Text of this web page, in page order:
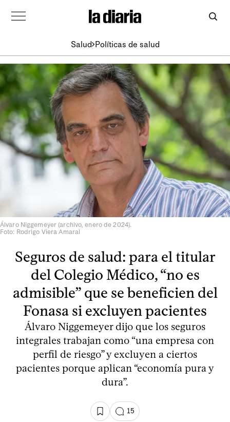
Salud Políticas de salud
Álvaro Niggemeyer (archivo, enero de 2024).
Foto: Rodrigo Viera Amaral
Seguros de salud: para el titular
del Colegio Médico, “no es
admisible” que se beneficien del
Fonasa si excluyen pacientes
Álvaro Niggemeyer dijo que los seguros
integrales trabajan como “una empresa con
perfil de riesgo” y excluyen a ciertos
pacientes porque aplican “economía pura y
dura”.
15